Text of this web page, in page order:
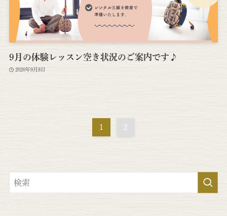
9月の体験レッスン空き状況のご案内です♪
2020年9月8日
1 2